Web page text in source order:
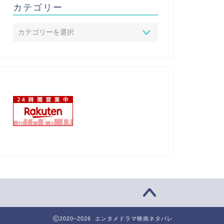
カテゴリー
2020–2026 エンタメドラマ映画ネタバレ